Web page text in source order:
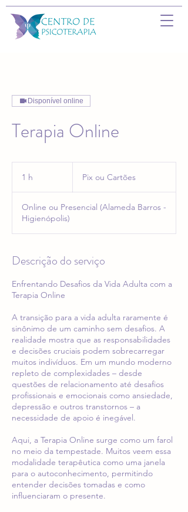
Disponível online
Terapia Online
1 h
Cartões
Pix ou Cartões
Online ou Presencial (Alameda Barros -
Higienópolis)
Descrição do serviço
Enfrentando Desafios da Vida Adulta com a
Terapia Online
A transição para a vida adulta raramente é
sinônimo de um caminho sem desafios. A
realidade mostra que as responsabilidades
e decisões cruciais podem sobrecarregar
muitos indivíduos. Em um mundo moderno
repleto de complexidades – desde
questões de relacionamento até desafios
profissionais e emocionais como ansiedade,
depressão e outros transtornos – a
necessidade de apoio é inegável.
Aqui, a Terapia Online surge como um farol
no meio da tempestade. Muitos veem essa
modalidade terapêutica como uma janela
para o autoconhecimento, permitindo
entender decisões tomadas e como
influenciaram o presente.